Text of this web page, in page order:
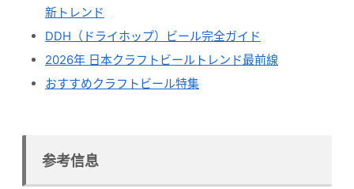
新トレンド
DDH（ドライホップ）ビール完全ガイド
2026年 日本クラフトビールトレンド最前線
おすすめクラフトビール特集
参考信息